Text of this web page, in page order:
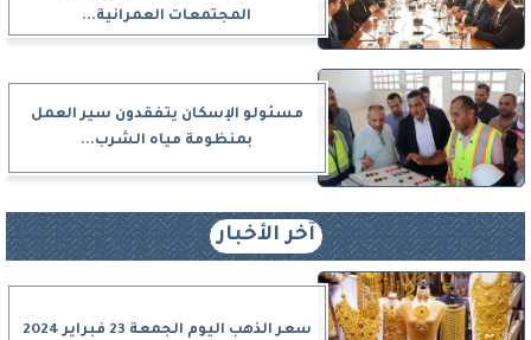
المجتمعات العمرانية...
مسئولو الإسكان يتفقدون سير العمل
بمنظومة مياه الشرب...
آخر الأخبار
سعر الذهب اليوم الجمعة 23 فبراير 2024